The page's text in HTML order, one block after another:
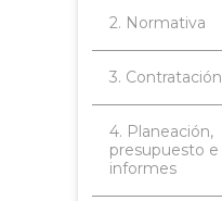
2. Normativa
3. Contratación
4. Planeación,
presupuesto e
informes